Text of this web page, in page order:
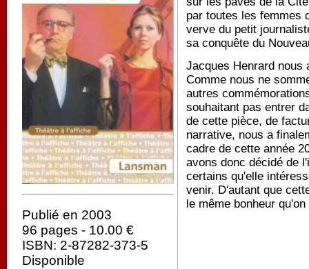
Publié en 2003
96 pages - 10.00 €
ISBN: 2-87282-373-5
Disponible
par toutes les femmes
verve du petit
sa conquête du
Jacques Henrard nous
Comme nous ne
autres
souhaitant pas entrer
de cette pièce, de
narrative, nous a
cadre de cette année
avons donc décidé de
certains qu'elle
venir. D'autant que
le même bonheur